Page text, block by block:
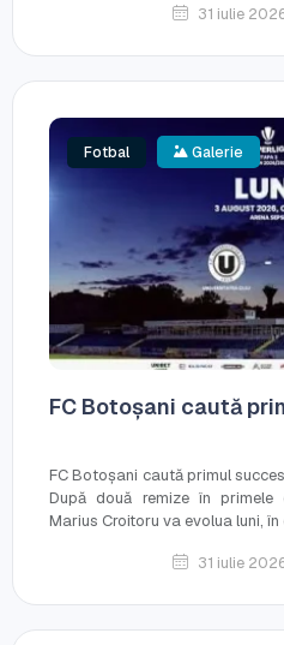
31 iulie
Fotbal Galerie
FC Botoșani caută
FC Botoșani caută primul
După două remize în
Marius Croitoru va evolua luni, în
31 iulie